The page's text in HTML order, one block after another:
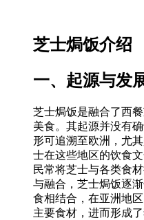
芝士焗饭介绍
一、起源与发
芝士焗饭是融合了西
美食。其起源并没有
形可追溯至欧洲，尤
士在这些地区的饮食
民常将芝士与各类食
与融合，芝士焗饭逐
食相结合，在亚洲地
主要食材，进而形成